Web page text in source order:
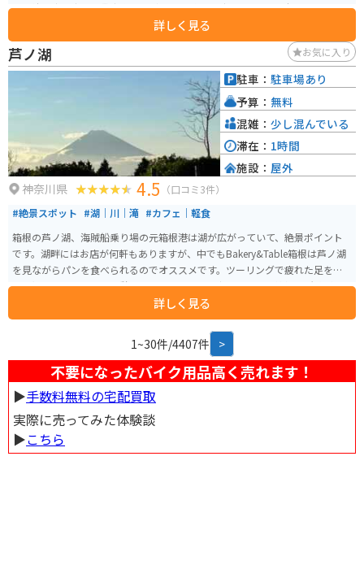
可能性を生み出せる貸出施設など、テレビやメディア、そして本にも載ってい
ない「伊豆の魅力」がぎっしり詰まった施設が集まっています。
詳しく見る
芦ノ湖 お気に入り
神奈川県 4.5 （口コミ3件）
#絶景スポット #湖｜川｜滝 #カフェ｜軽食
箱根の芦ノ湖、海賊船乗り場の元箱根港は湖が広がっていて、絶景ポイント
です。湖畔にはお店が何軒もありますが、中でもBakery&Table箱根は芦ノ湖
を見ながらパンを食べられるのでオススメです。ツーリングで疲れた足を癒
す足湯まであるので、休憩にはピッタリです。少し先には、箱根関所跡があ
り見学ができ歴史の勉強にもなり、面白いです。
詳しく見る
駐車： 駐車場あり
予算： 無料
混雑： 少し混んでいる
滞在： 1時間
施設： 屋外
1~30件/4407件 >
不要になったバイク用品高く売れます！
▶︎手数料無料の宅配買取
実際に売ってみた体験談
▶︎こちら